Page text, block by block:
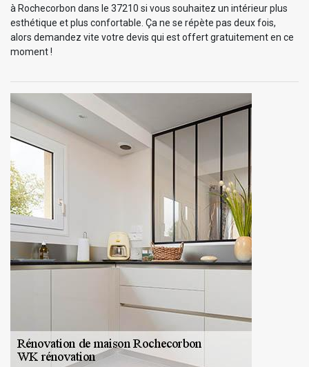
à Rochecorbon dans le 37210 si vous souhaitez un intérieur plus
esthétique et plus confortable. Ça ne se répète pas deux fois,
alors demandez vite votre devis qui est offert gratuitement en ce
moment !